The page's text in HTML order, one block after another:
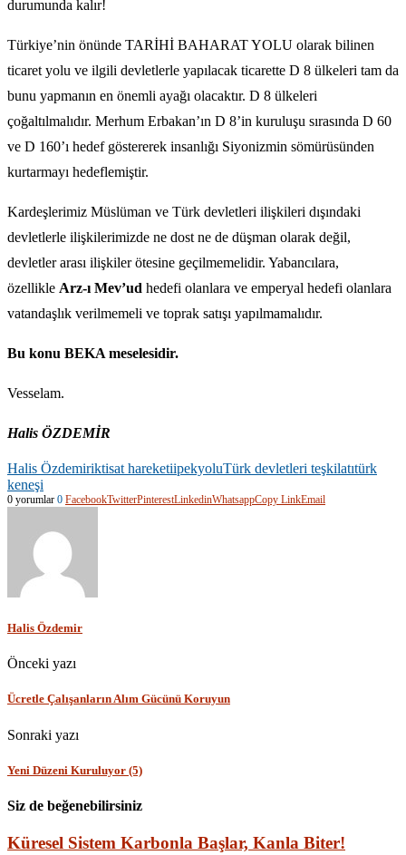
durumunda kalır!
Türkiye’nin önünde TARİHİ BAHARAT YOLU olarak bilinen
ticaret yolu ve ilgili devletlerle yapılacak ticarette D 8 ülkeleri tam da
bunu yapmanın en önemli ayağı olacaktır. D 8 ülkeleri
çoğaltılmalıdır. Merhum Erbakan’ın D 8’in kuruluşu sırasında D 60
ve D 160’ı hedef göstererek insanlığı Siyonizmin sömürüsünden
kurtarmayı hedeflemiştir.
Kardeşlerimiz Müslüman ve Türk devletleri ilişkileri dışındaki
devletlerle ilişkilerimizde ne dost ne de düşman olarak değil,
devletler arası ilişkiler ötesine geçilmemelidir. Yabancılara,
özellikle Arz-ı Mev’ud hedefi olanlara ve emperyal hedefi olanlara
vatandaşlık verilmemeli ve toprak satışı yapılmamalıdır.
Bu konu BEKA meselesidir.
Vesselam.
Halis ÖZDEMİR
Halis Özdemiriktisat hareketiipekyoluTürk devletleri teşkilatıtürk
keneşi
0 yorumlar 0 FacebookTwitterPinterestLinkedinWhatsappCopy LinkEmail
Halis Özdemir
Önceki yazı
Ücretle Çalışanların Alım Gücünü Koruyun
Sonraki yazı
Yeni Düzeni Kuruluyor (5)
Siz de beğenebilirsiniz
Küresel Sistem Karbonla Başlar, Kanla Biter!